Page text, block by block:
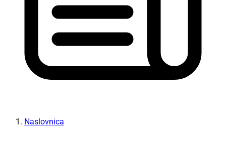
Naslovnica